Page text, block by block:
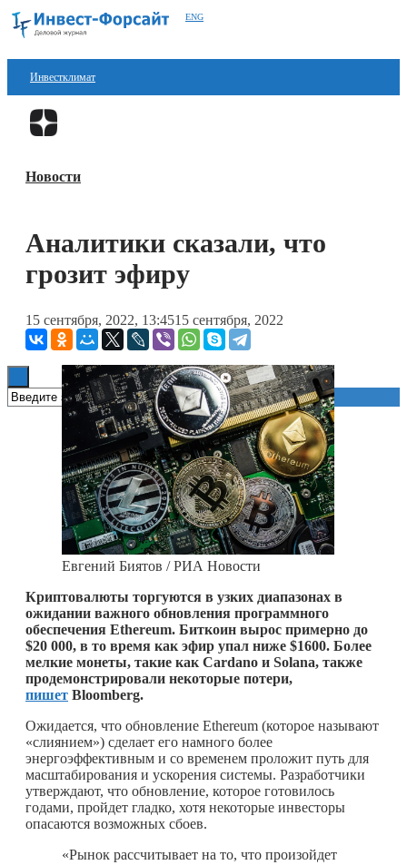
ENG
Инвестклимат
Финансы
Блокчейн
Книги
Новости
Аналитики сказали, что
грозит эфиру
15 сентября, 2022, 13:4515 сентября, 2022
Евгений Биятов / РИА Новости
Криптовалюты торгуются в узких диапазонах в
ожидании важного обновления программного
обеспечения Ethereum. Биткоин вырос примерно до
$20 000, в то время как эфир упал ниже $1600. Более
мелкие монеты, такие как Cardano и Solana, также
продемонстрировали некоторые потери,
пишет Bloomberg.
Ожидается, что обновление Ethereum (которое называют
«слиянием») сделает его намного более
энергоэффективным и со временем проложит путь для
масштабирования и ускорения системы. Разработчики
утверждают, что обновление, которое готовилось
годами, пройдет гладко, хотя некоторые инвесторы
опасаются возможных сбоев.
«Рынок рассчитывает на то, что произойдет